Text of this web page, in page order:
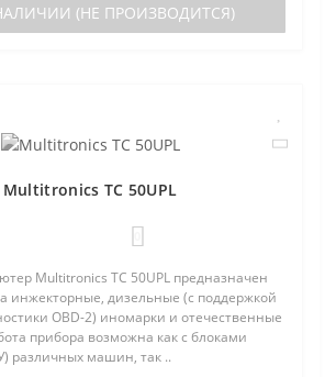
(НЕ ПРОИЗВОДИТСЯ)
Multitronics TC 50UPL
Multitronics TC 50UPL предназначен
инжекторные, дизельные (с поддержкой
OBD-2) иномарки и отечественные
прибора возможна как с блоками
различных машин, так ..